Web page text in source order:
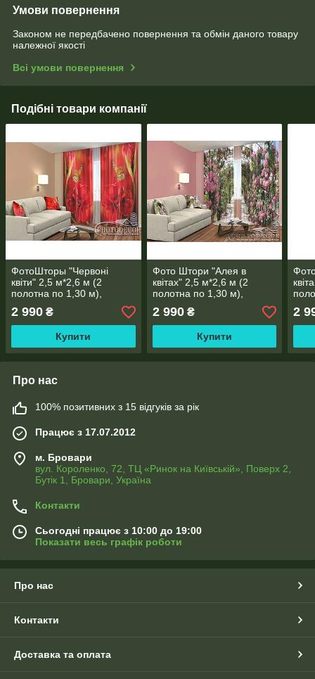
Умови повернення
Законом не передбачено повернення та обмін даного товару
належної якості
Всі умови повернення
Подібні товари компанії
ФотоШторы "Червоні
квіти" 2,5 м*2,6 м (2
полотна по 1,30 м),
тасьма
2 990 ₴
Купити
Фото Штори "Алея в
квітах" 2,5 м*2,6 м (2
полотна по 1,30 м),
тасьма
2 990₴
Купити
2
Про нас
100% позитивних з 15 відгуків за рік
Працює з 17.07.2012
м. Бровари
вул. Короленко, 72, ТЦ «Ринок на Київській», Поверх 2,
Бутік 1, Бровари, Україна
Контакти
Сьогодні працює з 10:00 до 19:00
Показати весь графік роботи
Про нас
Контакти
Доставка та оплата